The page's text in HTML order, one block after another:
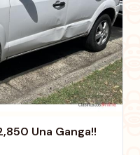
Hyundai Tucson 2006 - $2,850 Una Ganga!!